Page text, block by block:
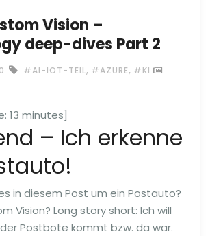
Vision –
deep-dives Part 2
#AI-IOT-TEIL, #AZURE, #KI
13 minutes]
– Ich erkenne
in diesem Post um ein Postauto?
Vision? Long story short: Ich will
Postbote kommt bzw. da war.